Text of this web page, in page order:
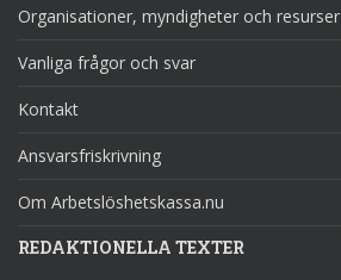
Organisationer, myndigheter och resurser
Vanliga frågor och svar
Kontakt
Ansvarsfriskrivning
Om Arbetslöshetskassa.nu
REDAKTIONELLA TEXTER